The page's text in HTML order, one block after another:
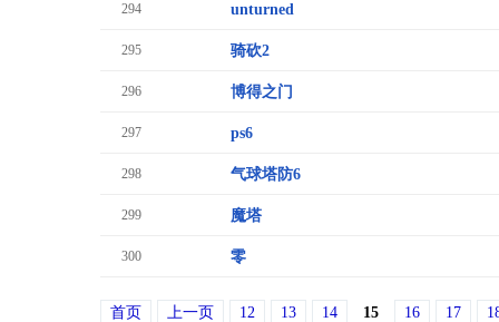
294 unturned
295 骑砍2
296 博得之门
297 ps6
298 气球塔防6
299 魔塔
300 零
首页 上一页 12 13 14 15 16 17